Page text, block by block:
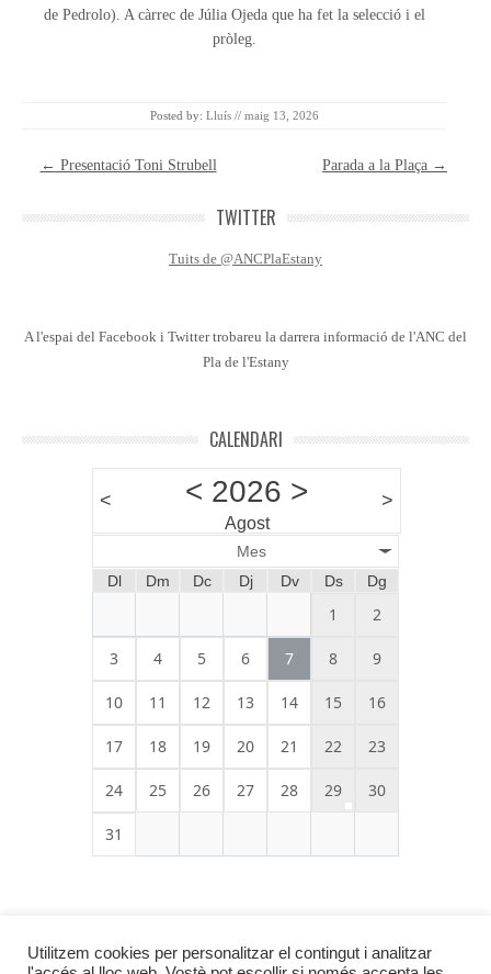
de Pedrolo). A càrrec de Júlia Ojeda que ha fet la selecció i el
pròleg.
Posted by: Lluís // maig 13, 2026
Post navigation
← Presentació Toni Strubell Parada a la Plaça →
TWITTER
Tuits de @ANCPlaEstany
A l'espai del Facebook i Twitter trobareu la darrera informació de l'ANC del
Pla de l'Estany
CALENDARI
< < 2026 >
Agost
>
Mes
Dl
Dm Dc Dj Dv Ds Dg
1 2
3 4 5 6 7 8 9
10 11 12 13 14 15 16
17 18 19 20 21 22 23
24 25 26 27 28 29 30
31
Utilitzem cookies per personalitzar el contingut i analitzar